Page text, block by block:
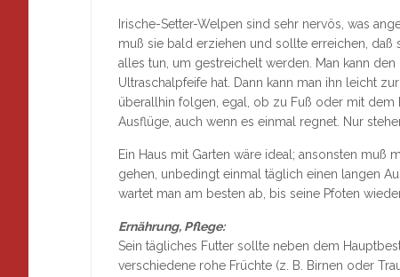
Irische-Setter-Welpen sind sehr nervös, was
muß sie bald erziehen und sollte erreichen, daß
alles tun, um gestreichelt werden. Man kann
Ultraschalpfeife hat. Dann kann man ihn leicht
überallhin folgen, egal, ob zu Fuß oder mit dem
Ausflüge, auch wenn es einmal regnet. Nur
Ein Haus mit Garten wäre ideal; ansonsten
gehen, unbedingt einmal täglich einen langen
wartet man am besten ab, bis seine Pfoten
Ernährung, Pflege:
Sein tägliches Futter sollte neben dem
verschiedene rohe Früchte (z. B. Birnen oder